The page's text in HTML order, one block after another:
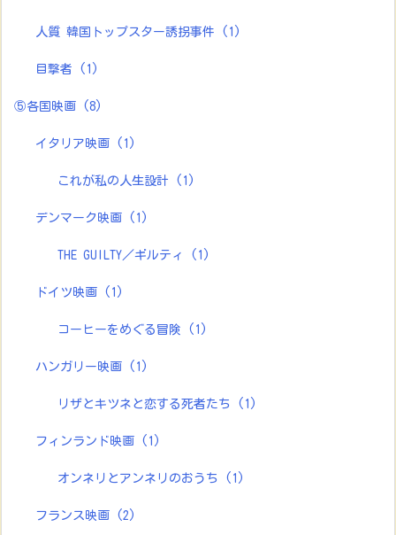
人質 韓国トップスター誘拐事件 (1)
目撃者 (1)
⑤各国映画 (8)
イタリア映画 (1)
これが私の人生設計 (1)
デンマーク映画 (1)
THE GUILTY／ギルティ (1)
ドイツ映画 (1)
コーヒーをめぐる冒険 (1)
ハンガリー映画 (1)
リザとキツネと恋する死者たち (1)
フィンランド映画 (1)
オンネリとアンネリのおうち (1)
フランス映画 (2)